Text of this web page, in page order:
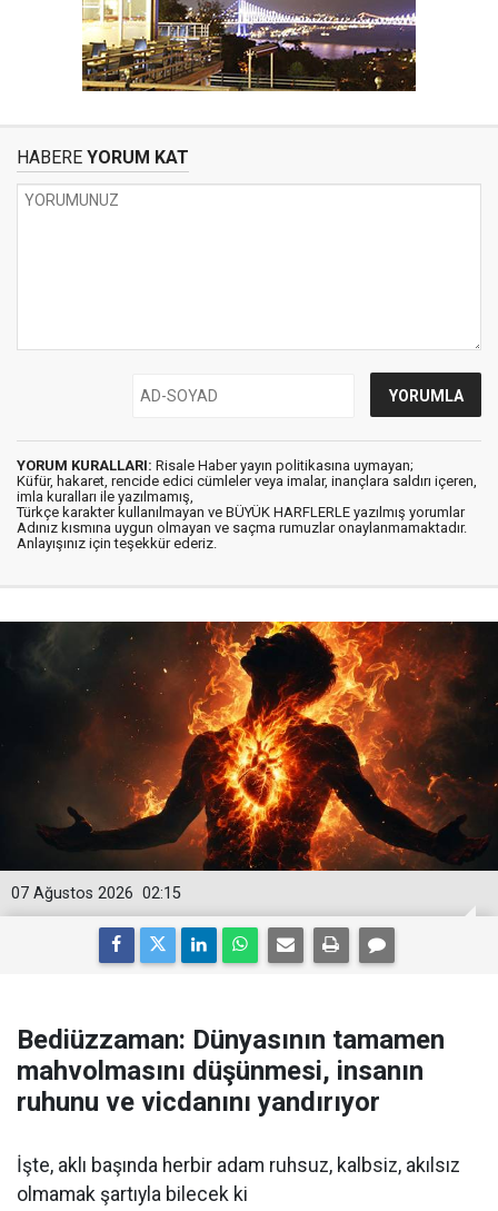
HABERE YORUM KAT
YORUM KURALLARI: Risale Haber yayın politikasına uymayan;
Küfür, hakaret, rencide edici cümleler veya imalar, inançlara saldırı içeren,
imla kuralları ile yazılmamış,
Türkçe karakter kullanılmayan ve BÜYÜK HARFLERLE yazılmış yorumlar
Adınız kısmına uygun olmayan ve saçma rumuzlar onaylanmamaktadır.
Anlayışınız için teşekkür ederiz.
02:15
07 Ağustos 2026
Bediüzzaman: Dünyasının tamamen
mahvolmasını düşünmesi, insanın
ruhunu ve vicdanını yandırıyor
İşte, aklı başında herbir adam ruhsuz, kalbsiz, akılsız
olmamak şartıyla bilecek ki